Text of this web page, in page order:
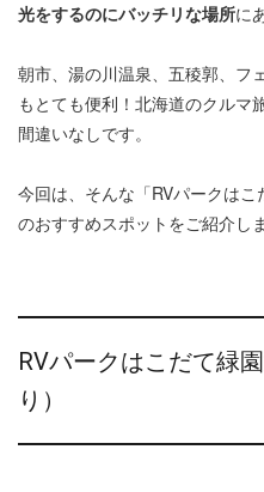
光をするのにバッチリな場所に
朝市、湯の川温泉、五稜郭、フ
もとても便利！北海道のクルマ
間違いなしです。
今回は、そんな「RVパークは
のおすすめスポットをご紹介しま
RVパークはこだて緑
り）